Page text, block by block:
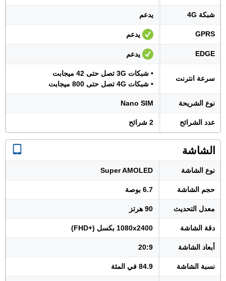
شبكة 4G يدعم
GPRS يدعم
EDGE يدعم
سرعة انترنت
• شبكات 3G تصل حتى 42 ميجابت
• شبكات 4G تصل حتى 800 ميجابت
نوع الشريحة Nano SIM
عدد الشرائح 2 شرائح
الشاشة
نوع الشاشة Super AMOLED
حجم الشاشة 6.7 بوصة
معدل التحديث 90 هرتز
دقة الشاشة 1080x2400 بكسل (+FHD)
أبعاد الشاشة 20:9
نسبة الشاشة 84.9 في المئة